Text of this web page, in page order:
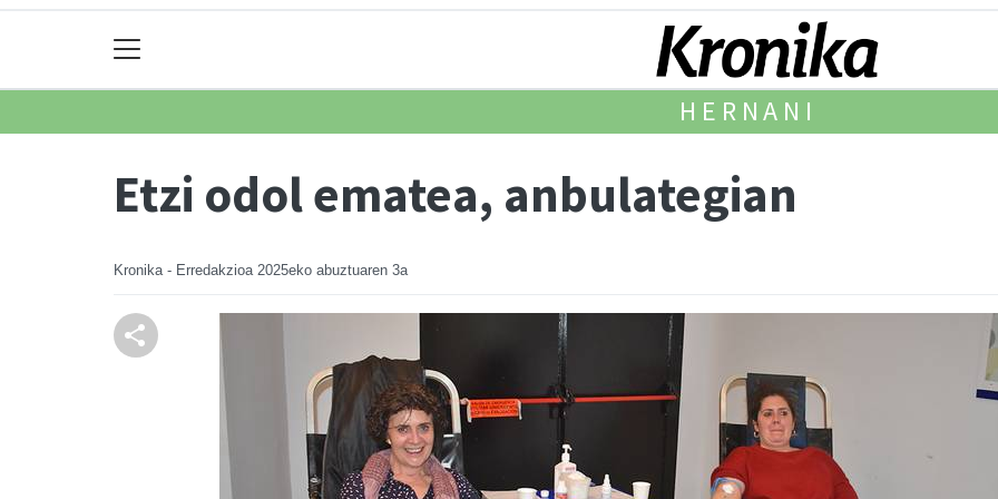
HERNANI
Etzi odol ematea, anbulategian
Kronika - Erredakzioa 2025eko abuztuaren 3a